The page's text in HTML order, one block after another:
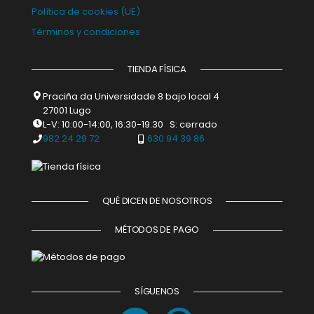
Política de cookies (UE)
Términos y condiciones
TIENDA FÍSICA
Praciña da Universidade 8 bajo local 4
27001 Lugo
L-V: 10:00-14:00, 16:30-19:30 S: cerrado
982 24 29 72
630 94 39 86
QUÉ DICEN DE NOSOTROS
MÉTODOS DE PAGO
SÍGUENOS